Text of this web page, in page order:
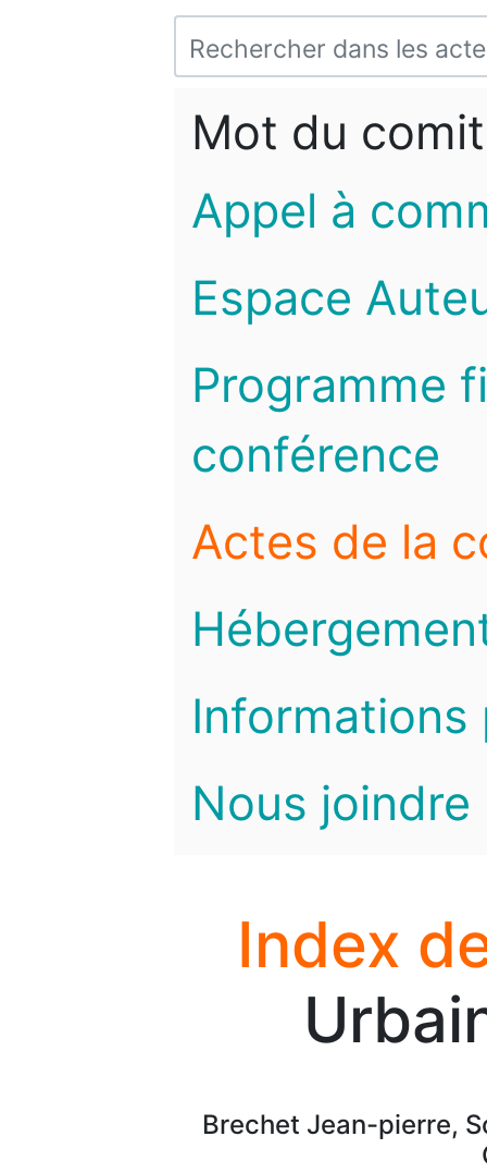
Mot du
Appel à
Espace
Programme
conférence
Actes de la
Informations
Nous joindre
Index
Brechet Jean-pierre,